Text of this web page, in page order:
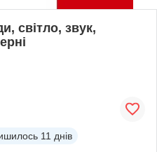
світло, звук,
11 днів